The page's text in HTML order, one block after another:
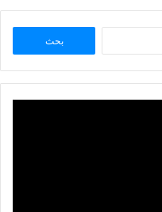
عن: